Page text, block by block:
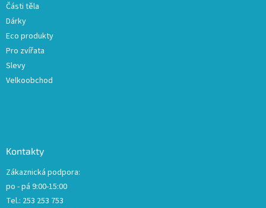
Části těla
Dárky
Eco produkty
Pro zvířata
Slevy
Velkoobchod
Kontakty
Zákaznická podpora:
po - pá 9:00-15:00
Tel.: 253 253 753